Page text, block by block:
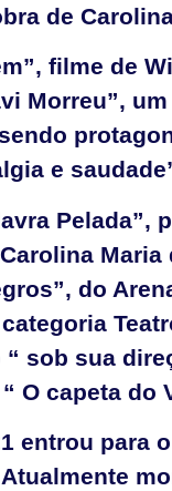
de
filme de
Morreu”,
e
Pelada”,
do
sob sua
O capeta do
entrou para